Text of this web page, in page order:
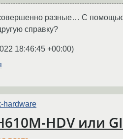
разные… С помощью
справку?
18:46:45 +00:00)
hardware
HDV или